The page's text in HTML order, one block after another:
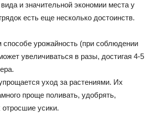
и значительной экономии места у
есть еще несколько достоинств.
урожайность (при соблюдении
увеличиваться в разы, достигая 4-5
уход за растениями. Их
проще поливать, удобрять,
отросшие усики.